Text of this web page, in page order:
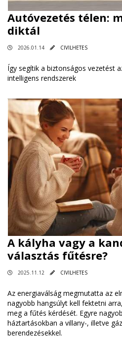
Autóvezetés télen:
diktál
2026.01.14 CIVILHETES
Így segítik a biztonságos vezetést
intelligens rendszerek
A kályha vagy a
választás fűtésre?
2025.11.12 CIVILHETES
Az energiaválság megmutatta az
nagyobb hangsúlyt kell fektetni
meg a fűtés kérdését. Egyre
háztartásokban a villany-, illetve
berendezésekkel.